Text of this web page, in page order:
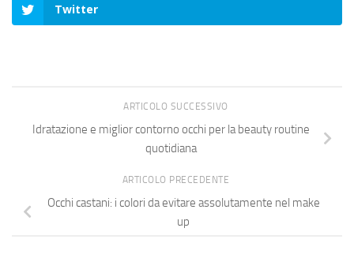
Twitter
ARTICOLO SUCCESSIVO
Idratazione e miglior contorno occhi per la beauty routine
quotidiana
ARTICOLO PRECEDENTE
Occhi castani: i colori da evitare assolutamente nel make
up